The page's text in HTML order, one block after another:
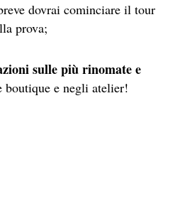
dovrai cominciare il tour
prova;
sulle più rinomate e
e negli atelier!